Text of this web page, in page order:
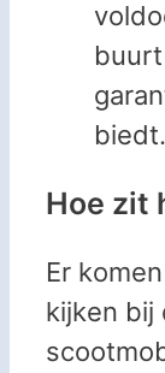
biedt.
Hoe zit
Er
kijken bij